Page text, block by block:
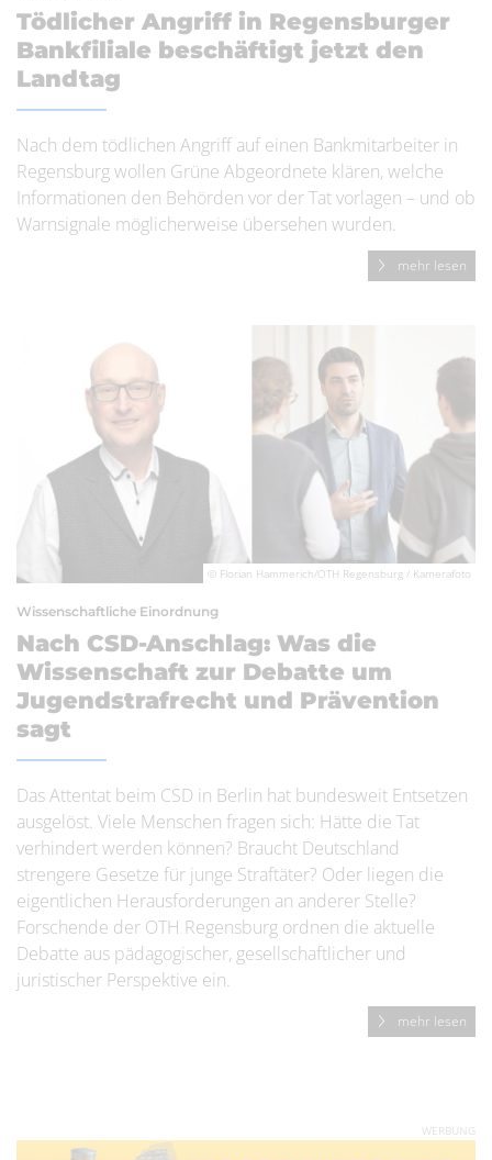
Tödlicher Angriff in Regensburger
Bankfiliale beschäftigt jetzt den
Landtag
Nach dem tödlichen Angriff auf einen Bankmitarbeiter in
Regensburg wollen Grüne Abgeordnete klären, welche
Informationen den Behörden vor der Tat vorlagen – und ob
Warnsignale möglicherweise übersehen wurden.
mehr lesen
© Florian Hammerich/OTH Regensburg / Kamerafoto
Wissenschaftliche Einordnung
Nach CSD-Anschlag: Was die
Wissenschaft zur Debatte um
Jugendstrafrecht und Prävention
sagt
Das Attentat beim CSD in Berlin hat bundesweit Entsetzen
ausgelöst. Viele Menschen fragen sich: Hätte die Tat
verhindert werden können? Braucht Deutschland
strengere Gesetze für junge Straftäter? Oder liegen die
eigentlichen Herausforderungen an anderer Stelle?
Forschende der OTH Regensburg ordnen die aktuelle
Debatte aus pädagogischer, gesellschaftlicher und
juristischer Perspektive ein.
mehr lesen
WERBUNG